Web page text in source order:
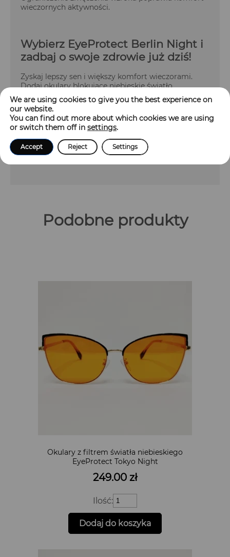
wieczornych aktywności.
Wybierz EyeProtect Berlin Night i
zadbaj o swoje zdrowie już dziś!
Zyskaj lepszy sen i większy komfort wieczorami.
Dodaj okulary blokujące niebieskie światło
EyeProtect Berlin Night do koszyka i przekonaj się,
jak skutecznie mogą poprawić Twoją regenerację i
samopoczucie.
Odkryj także naszą linięokularów blokujących
niebieskie światło na dzień, które chronią Twoje oczy
przed światłem niebieskim podczas pracy i
codziennych aktywności!
Podobne produkty
Okulary z filtrem światła niebieskiego
EyeProtect Tokyo Night
249.00 zł
Ilość:ilość
Okulary
filtrem
światła
Dodaj do koszyka
We are using cookies to give you the best experience on
our website.
You can find out more about which cookies we are using
or switch them off in settings.
Accept Reject Settings